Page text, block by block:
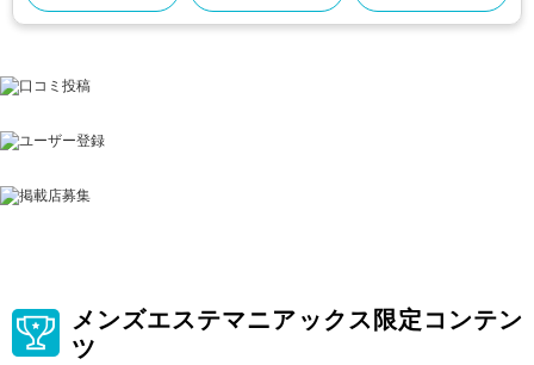
メンズエステマニアックス限定コンテン
ツ